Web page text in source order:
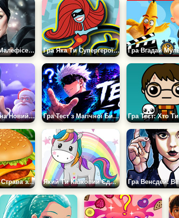
Гра Тест: Ти Малефісента чи Аврора? Гра Яка Ти Супергероїня
Як вбратися на Новий Рік? Гра Тест з Магічної Битви
Гра-тест: Яка Страва з Макдональдса Ти? Який Ти Казковий Єдиноріг?